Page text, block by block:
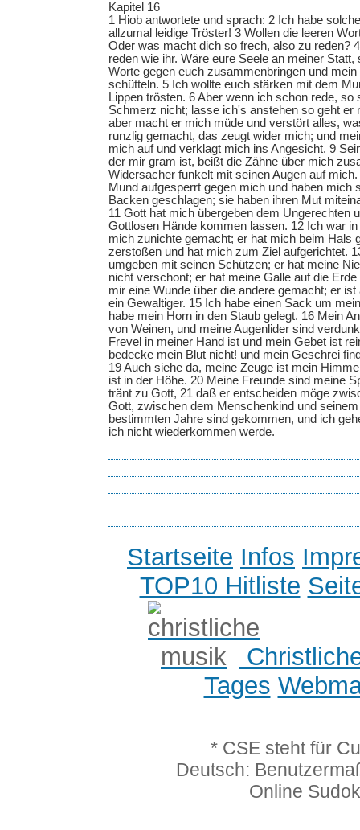
Kapitel 16
1 Hiob antwortete und sprach: 2 Ich habe
allzumal leidige Tröster! 3 Wollen die leeren
Oder was macht dich so frech, also zu reden?
reden wie ihr. Wäre eure Seele an meiner Statt,
Worte gegen euch zusammenbringen und
schütteln. 5 Ich wollte euch stärken mit dem
Lippen trösten. 6 Aber wenn ich schon rede, so
Schmerz nicht; lasse ich's anstehen so geht er
aber macht er mich müde und verstört alles,
runzlig gemacht, das zeugt wider mich; und
mich auf und verklagt mich ins Angesicht. 9
der mir gram ist, beißt die Zähne über mich
Widersacher funkelt mit seinen Augen auf
Mund aufgesperrt gegen mich und haben mich
Backen geschlagen; sie haben ihren Mut
11 Gott hat mich übergeben dem Ungerechten
Gottlosen Hände kommen lassen. 12 Ich war
mich zunichte gemacht; er hat mich beim Hals
zerstoßen und hat mich zum Ziel aufgerichtet.
umgeben mit seinen Schützen; er hat meine
nicht verschont; er hat meine Galle auf die
mir eine Wunde über die andere gemacht; er
ein Gewaltiger. 15 Ich habe einen Sack um
habe mein Horn in den Staub gelegt. 16 Mein
von Weinen, und meine Augenlider sind
Frevel in meiner Hand ist und mein Gebet ist
bedecke mein Blut nicht! und mein Geschrei
19 Auch siehe da, meine Zeuge ist mein
ist in der Höhe. 20 Meine Freunde sind meine
tränt zu Gott, 21 daß er entscheiden möge
Gott, zwischen dem Menschenkind und
bestimmten Jahre sind gekommen, und ich
ich nicht wiederkommen werde.
Startseite Infos
TOP10 Hitliste
Tages
* CSE steht für
Deutsch:
Online